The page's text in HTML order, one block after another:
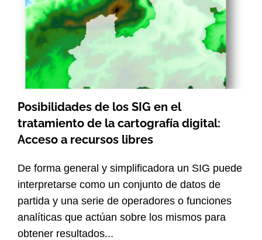
Posibilidades de los SIG en el
tratamiento de la cartografía digital:
Acceso a recursos libres
De forma general y simplificadora un SIG puede
interpretarse como un conjunto de datos de
partida y una serie de operadores o funciones
analíticas que actúan sobre los mismos para
obtener resultados...